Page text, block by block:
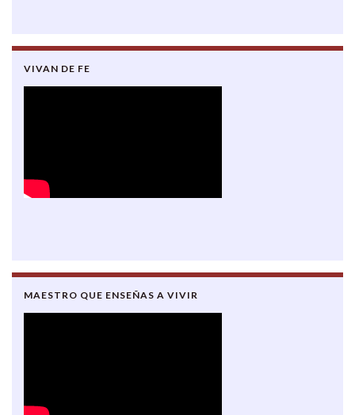
VIVAN DE FE
MAESTRO QUE ENSEÑAS A VIVIR